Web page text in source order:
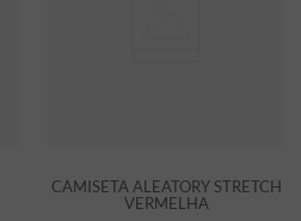
CAMISETA ALEATORY STRETCH
VERMELHA